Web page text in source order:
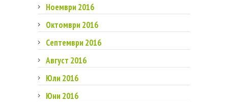
Ноември 2016
Октомври 2016
Септември 2016
Август 2016
Юли 2016
Юни 2016